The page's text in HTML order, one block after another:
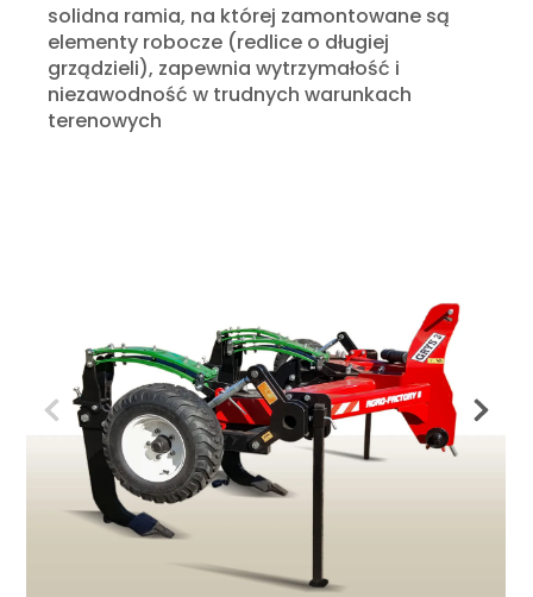
solidna ramia, na której zamontowane są
elementy robocze (redlice o długiej
grządzieli), zapewnia wytrzymałość i
niezawodność w trudnych warunkach
terenowych